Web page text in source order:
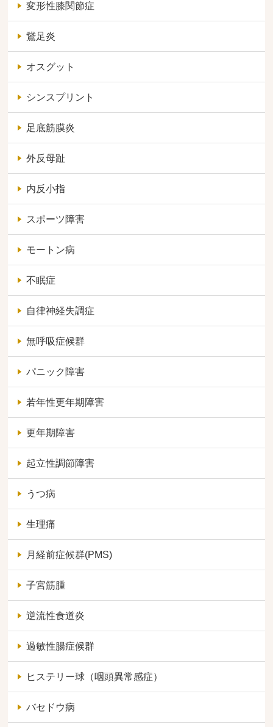
変形性膝関節症
鵞足炎
オスグット
シンスプリント
足底筋膜炎
外反母趾
内反小指
スポーツ障害
モートン病
不眠症
自律神経失調症
無呼吸症候群
パニック障害
若年性更年期障害
更年期障害
起立性調節障害
うつ病
生理痛
月経前症候群(PMS)
子宮筋腫
逆流性食道炎
過敏性腸症候群
ヒステリー球（咽頭異常感症）
バセドウ病